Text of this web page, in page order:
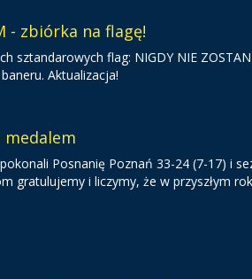
- zbiórka na flagę!
sztandarowych flag: NIGDY NIE
Aktualizacja!
medalem
Posnanię Poznań 33-24 (7-17) i
gratulujemy i liczymy, że w przyszłym